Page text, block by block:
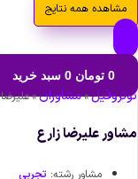
مشاهده همه نتایج
تومان 0 سبد خرید
»مشاوران»علیرضا
علیرضا زارع
مشاور رشته:تجربی